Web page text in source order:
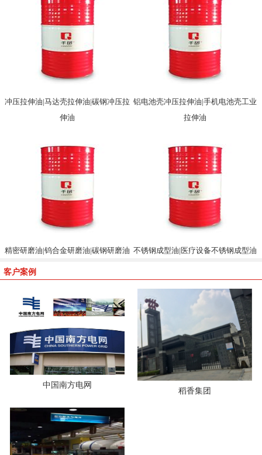
冲压拉伸油|马达壳拉伸油|碳钢冲压拉
伸油
铝电池壳冲压拉伸油|手机电池壳工业
拉伸油
精密研磨油|钨合金研磨油|碳钢研磨油 不锈钢成型油|医疗设备不锈钢成型油
客户案例
中国南方电网
稻香集团